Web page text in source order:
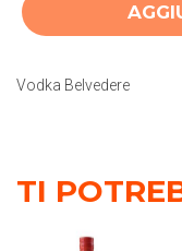
Vodka Belvedere
TI